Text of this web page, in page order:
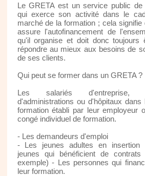
Le GRETA est un service public de
qui exerce son activité dans le
marché de la formation ; cela signifie
assure l'autofinancement de
qu'il organise et doit donc toujours
répondre au mieux aux besoins de
de ses clients.
Qui peut se former dans un GRETA ?
Les salariés d'entreprise,
d'administrations ou d'hôpitaux
formation établi par leur employeur
congé individuel de formation.
- Les demandeurs d'emploi
- Les jeunes adultes en insertion
jeunes qui bénéficient de
exemple) - Les personnes qui
leur formation.